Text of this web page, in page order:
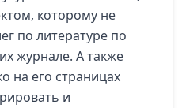
которому не
по литературе по
журнале. А также
на его страницах
и